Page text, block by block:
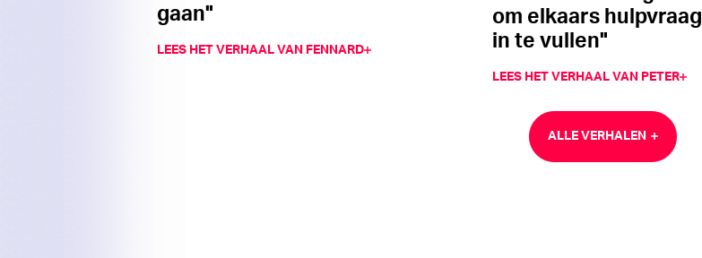
gaan"
LEES HET VERHAAL VAN FENNARD
om elkaars hulpvraag
in te vullen"
LEES HET VERHAAL VAN PETER
ALLE VERHALEN